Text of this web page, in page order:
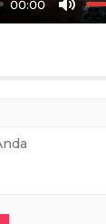
00:00
Mute